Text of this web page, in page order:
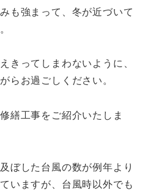
も強まって、冬が近づいて
きってしまわないように、
らお過ごしください。
繕工事をご紹介いたしま
ぼした台風の数が例年より
いますが、台風時以外でも